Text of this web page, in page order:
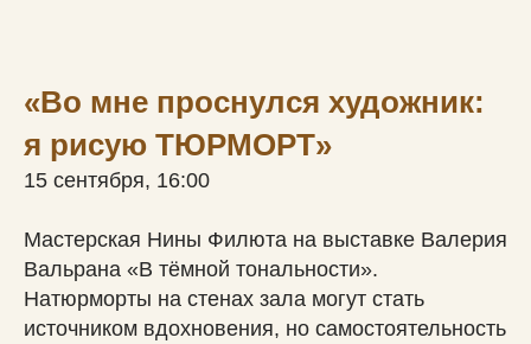
«Во мне проснулся художник:
я рисую ТЮРМОРТ»
15 сентября, 16:00
Мастерская Нины Филюта на выставке Валерия
Вальрана «В тёмной тональности».
Натюрморты на стенах зала могут стать
источником вдохновения, но самостоятельность